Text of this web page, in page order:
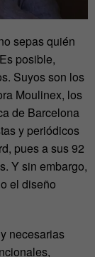
sepas quién
posible,
Suyos son los
Moulinex, los
de Barcelona
y periódicos
pues a sus 92
Y sin embargo,
el diseño
necesarias